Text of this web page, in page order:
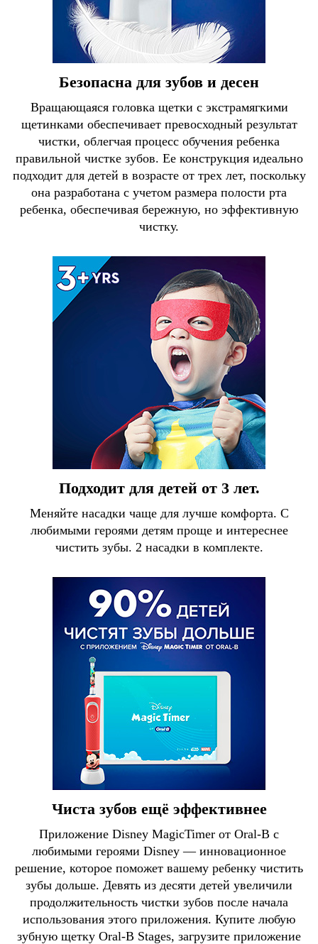
Безопасна для зубов и десен
Вращающаяся головка щетки с экстрамягкими
щетинками обеспечивает превосходный результат
чистки, облегчая процесс обучения ребенка
правильной чистке зубов. Ее конструкция идеально
подходит для детей в возрасте от трех лет, поскольку
она разработана с учетом размера полости рта
ребенка, обеспечивая бережную, но эффективную
чистку.
Подходит для детей от 3 лет.
Меняйте насадки чаще для лучше комфорта. С
любимыми героями детям проще и интереснее
чистить зубы. 2 насадки в комплекте.
Чиста зубов ещё эффективнее
Приложение Disney MagicTimer от Oral-B с
любимыми героями Disney — инновационное
решение, которое поможет вашему ребенку чистить
зубы дольше. Девять из десяти детей увеличили
продолжительность чистки зубов после начала
использования этого приложения. Купите любую
зубную щетку Oral-B Stages, загрузите приложение